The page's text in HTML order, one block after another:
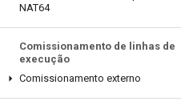
NAT64
Comissionamento de linhas de
execução
Comissionamento externo